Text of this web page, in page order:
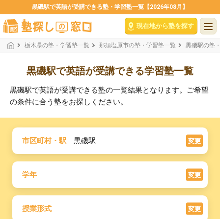
黒磯駅で英語が受講できる塾・学習塾一覧【2026年08月】
現在地から塾を探す
栃木県の塾・学習塾一覧 那須塩原市の塾・学習塾一覧 黒磯駅の塾
黒磯駅で英語が受講できる学習塾一覧
黒磯駅で英語が受講できる塾の一覧結果となります。ご希望
の条件に合う塾をお探しください。
市区町村・駅 黒磯駅 変更
学年 変更
授業形式 変更